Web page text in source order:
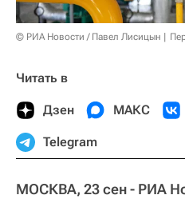
© РИА Новости / Павел Лисицын
Читать в
Дзен МАКС
Telegram
МОСКВА, 23 сен - РИА